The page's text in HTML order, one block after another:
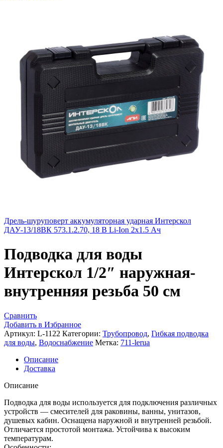
Дрель-шуруповерт аккумуляторная ударная Интерскол
ДАУ-13/18ВК 573.1.2.70, 18 В Li-Ion 2х1.5 Ач
Подводка для воды
Интерскол 1/2″ наружная-
внутренняя резьба 50 см
Сравнить
Добавить в Избранное
Артикул: L-1122 Категории: Трубопровод, Гибкая подводка
для воды, Водоснабжение Метка: 711-lerua
Описание
Доставка
Описание
Подводка для воды используется для подключения различных
устройств — смесителей для раковины, ванны, унитазов,
душевых кабин. Оснащена наружной и внутренней резьбой.
Отличается простотой монтажа. Устойчива к высоким
температурам.